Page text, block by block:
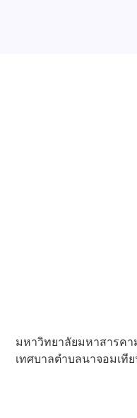
มหาวิทยาลัยมหาสารค
เทศบาลตำบลนาจอมเ